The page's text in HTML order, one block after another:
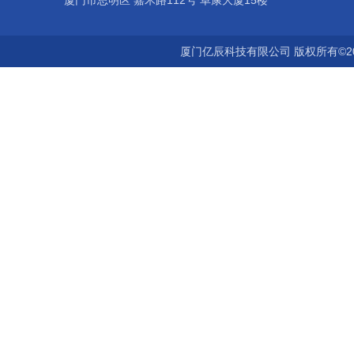
厦门亿辰科技有限公司 版权所有